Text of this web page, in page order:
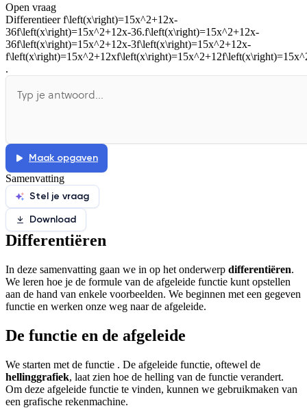
De docent is te langdradig
De uitleg gaat te langzaam
De uitleg gaat te snel
Afspelen werkte niet
Iets anders
Open vraag
Differentieerf\left(x\right)=15x^2+12x-
36f\left(x\right)=15x^2+12x-36.f\left(x\right)=15x^2+12x-
36f\left(x\right)=15x^2+12x-3f\left(x\right)=15x^2+12x-
.
Maak opgaven
Samenvatting
Stel je vraag
Download
Differentiëren
In deze samenvatting gaan we in op het onderwerp differentiëren.
We leren hoe je de formule van de afgeleide functie kunt opstellen
aan de hand van enkele voorbeelden. We beginnen met een gegeven
functie en werken onze weg naar de afgeleide.
De functie en de afgeleide
We starten met de functie . De afgeleide functie, oftewel de
hellinggrafiek, laat zien hoe de helling van de functie verandert.
Om deze afgeleide functie te vinden, kunnen we gebruikmaken van
een grafische rekenmachine.